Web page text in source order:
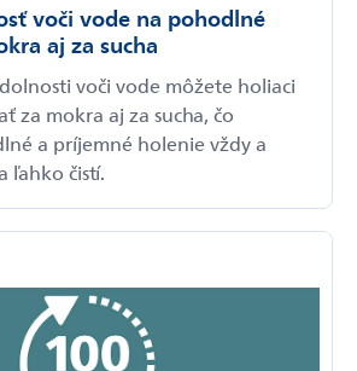
voči vode na pohodlné
aj za sucha
voči vode môžete holiaci
za mokra aj za sucha, čo
a príjemné holenie vždy a
ľahko čistí.